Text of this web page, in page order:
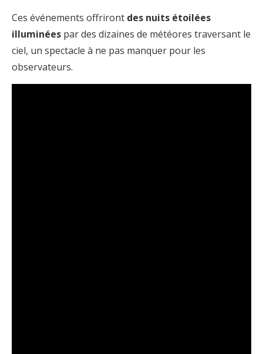
Ces événements offriront des nuits étoilées
illuminées par des dizaines de météores traversant le
ciel, un spectacle à ne pas manquer pour les
observateurs.